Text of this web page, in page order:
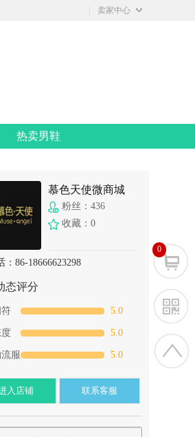
◇
卖家中心
热卖男鞋
慕色天使微商城
粉丝：436
收藏：0
：86-18666623298
态评分
5.0
5.0
服
5.0
入店铺 联系客服
0